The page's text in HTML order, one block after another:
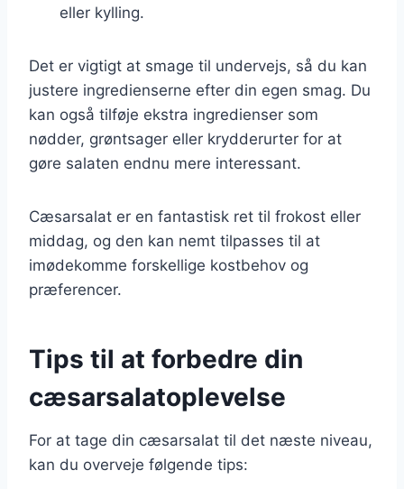
eller kylling.
Det er vigtigt at smage til undervejs, så du kan
justere ingredienserne efter din egen smag. Du
kan også tilføje ekstra ingredienser som
nødder, grøntsager eller krydderurter for at
gøre salaten endnu mere interessant.
Cæsarsalat er en fantastisk ret til frokost eller
middag, og den kan nemt tilpasses til at
imødekomme forskellige kostbehov og
præferencer.
Tips til at forbedre din
cæsarsalatoplevelse
For at tage din cæsarsalat til det næste niveau,
kan du overveje følgende tips: